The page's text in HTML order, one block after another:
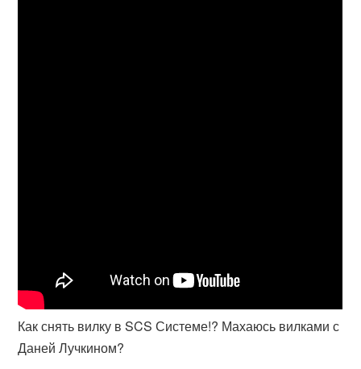
Как снять вилку в SCS Системе!? Махаюсь вилками с
Даней Лучкином?